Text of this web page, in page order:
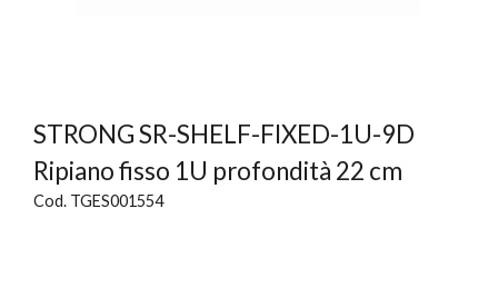
STRONG SR-SHELF-FIXED-1U-9D
Ripiano fisso 1U profondità 22 cm
Cod. TGES001554